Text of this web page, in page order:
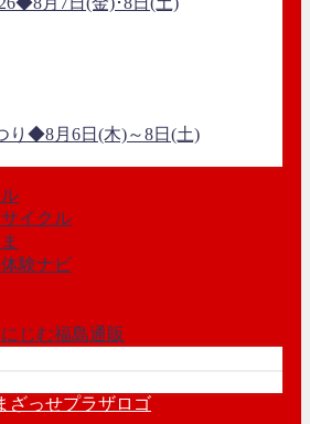
り◆8月6日(木)～8日(土)